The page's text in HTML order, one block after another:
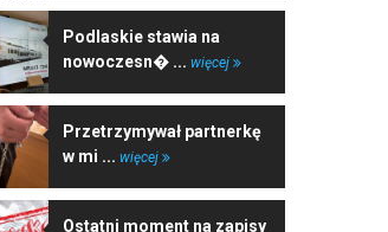
Podlaskie stawia na
nowoczesn� ... więcej
Przetrzymywał partnerkę
w mi ... więcej
Ostatni moment na zapisy